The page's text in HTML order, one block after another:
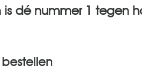
is dé nummer 1 tegen